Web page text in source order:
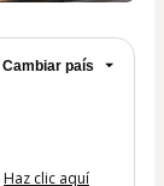
Cambiar país
Haz clic aquí